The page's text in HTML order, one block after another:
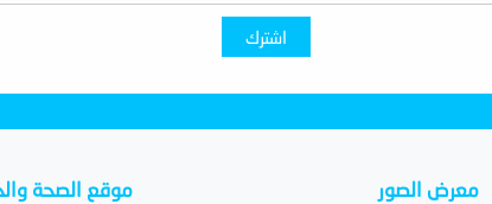
اشترك
معرض الصور موقع الصحة